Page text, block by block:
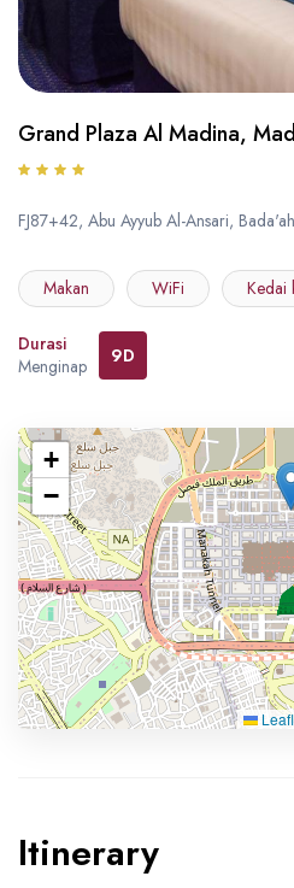
Grand Plaza Al Madina,
FJ87+42, Abu Ayyub Al-Ansari,
Makan WiFi Kedai
Durasi
Menginap
9D
+
−
Itinerary